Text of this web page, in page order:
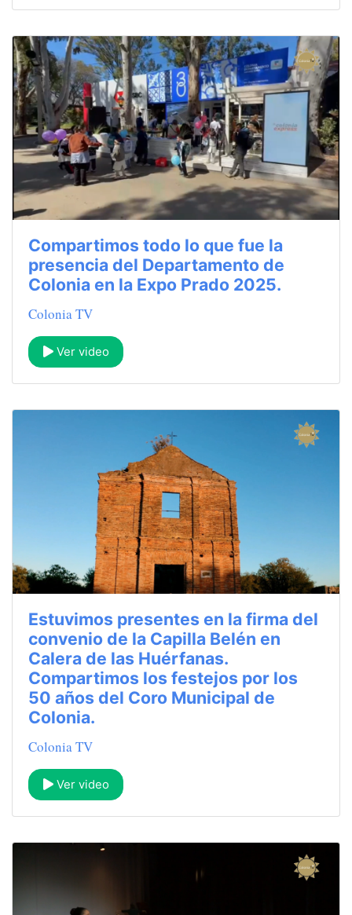
Compartimos todo lo que fue la
presencia del Departamento de
Colonia en la Expo Prado 2025.
Colonia TV
Ver video
Estuvimos presentes en la firma del
convenio de la Capilla Belén en
Calera de las Huérfanas.
Compartimos los festejos por los
50 años del Coro Municipal de
Colonia.
Colonia TV
Ver video